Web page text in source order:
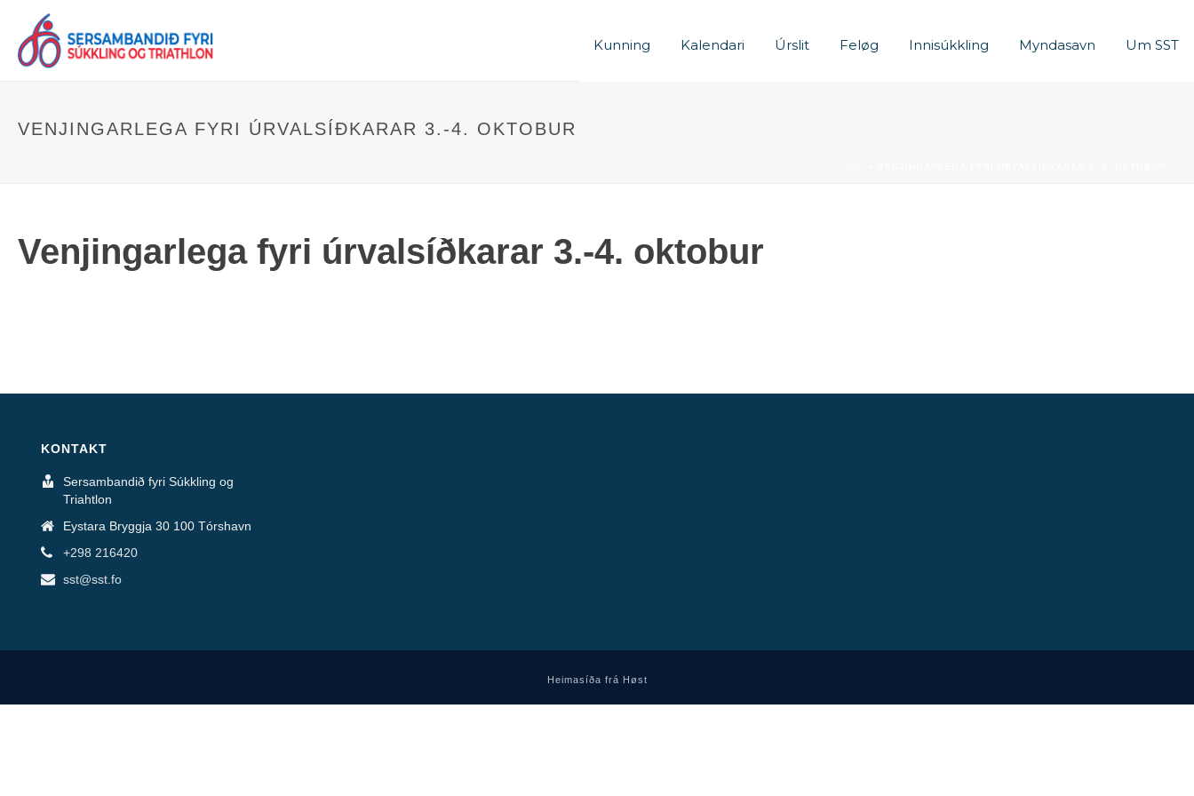
Kunning Kalendari Úrslit Feløg Innisúkkling Myndasavn Um SST
VENJINGARLEGA FYRI ÚRVALSÍÐKARAR 3.-4. OKTOBUR
Venjingarlega fyri úrvalsíðkarar 3.-4. oktobur
KONTAKT
Sersambandið fyri Súkkling og
Triahtlon
Eystara Bryggja 30 100 Tórshavn
+298 216420
sst@sst.fo
Heimasíða frá Høst